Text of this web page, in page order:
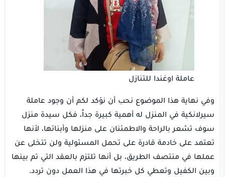
عاملة اوغندا للتنازل
وفي نهاية هذا الموضوع نحب أن نؤكد لكم أن وجود عاملة
سيرلانكية في المنزل له أهمية كبيرة جداً، فكل سيدة منزل
سوف تشعر بالراحة والاطمئنان على منزلها وأبنائها، لأنها
تعتمد على خادمة قادرة على تحمل المسئولية ولن تتخلى عن
عملها في منتصف الطريق، بل أنها تلتزم بالعقد التي تم بينها
وبين الكفيل وتعطي كل خبرتها في هذا العمل دون تردد.